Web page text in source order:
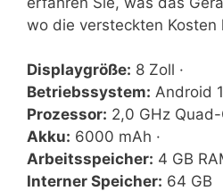
wo die versteckten Kosten
Displaygröße: 8 Zoll ·
Betriebssystem: Android
Prozessor: 2,0 GHz Quad-
Akku: 6000 mAh ·
Arbeitsspeicher: 4 GB
Interner Speicher: 64 GB